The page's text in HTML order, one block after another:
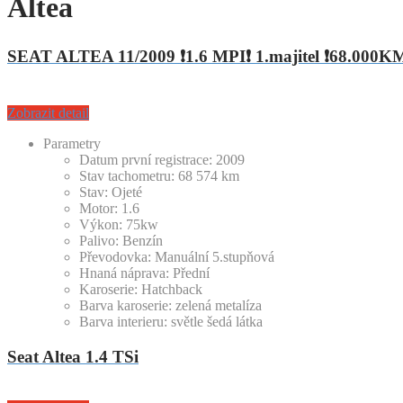
Altea
SEAT ALTEA 11/2009 ❗1.6 MPI❗ 1.majitel
Zobrazit detail
Parametry
Datum první registrace: 2009
Stav tachometru: 68 574 km
Stav: Ojeté
Motor: 1.6
Výkon: 75kw
Palivo: Benzín
Převodovka: Manuální 5.stupňová
Hnaná náprava: Přední
Karoserie: Hatchback
Barva karoserie: zelená metalíza
Barva interieru: světle šedá látka
Seat Altea 1.4 TSi